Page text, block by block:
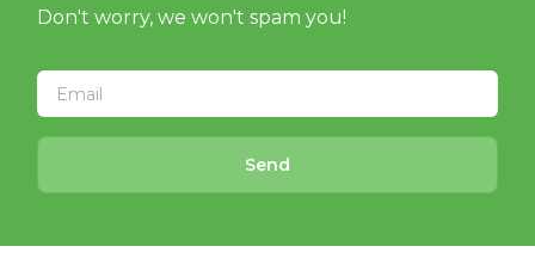
Don't worry, we won't spam you!
Send